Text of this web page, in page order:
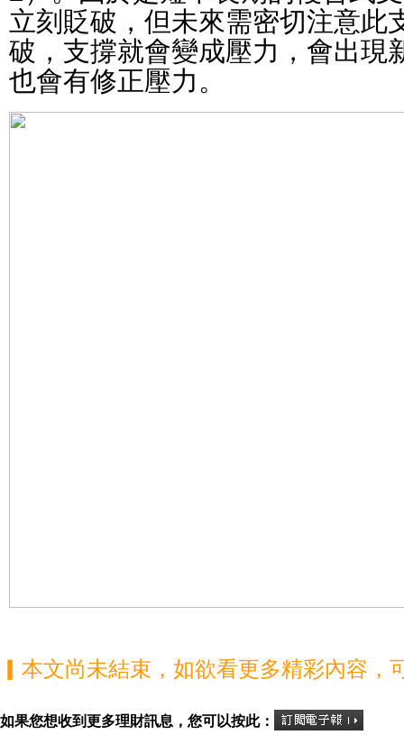
立刻貶破，但未來需密切注意此
破，支撐就會變成壓力，會出現
也會有修正壓力。
▎本文尚未結束，如欲看更多精彩內容，
如果您想收到更多理財訊息，您可以按此：